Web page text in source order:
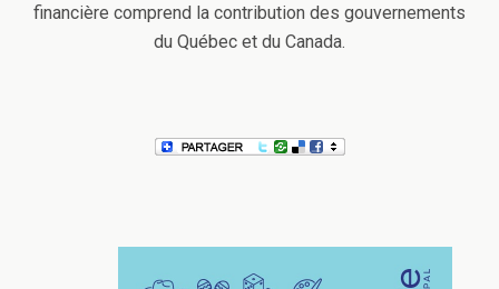
financière comprend la contribution des gouvernements
du Québec et du Canada.